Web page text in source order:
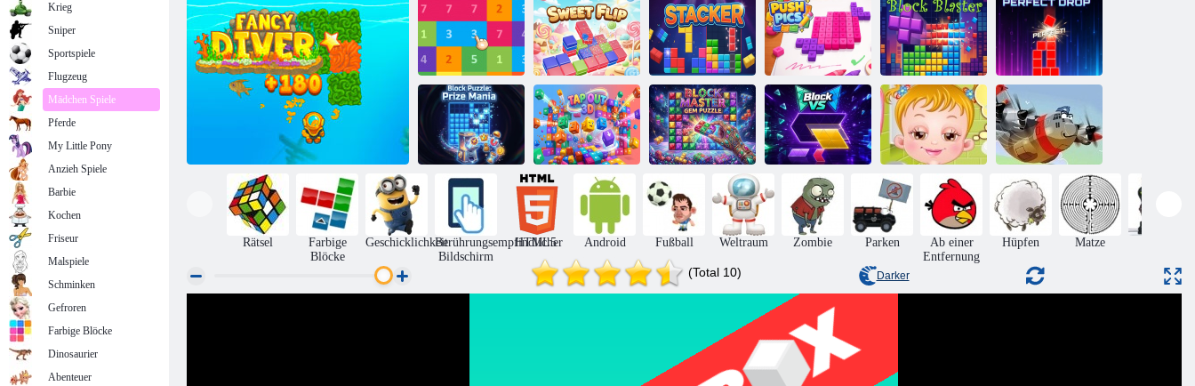
Verschmelzen
10
Süßer Flip Stapler Push-Bilder Blockblaster
Perfekter
Tropfen
Blockpuzzle:
Preiswahn
Tippen Sie auf
„Out 3D“.
Block Master
Gem Puzzle
Block VS
Baby-Hazel Bed
Time
Heroisch Pilot
Rätsel
Farbige
Blöcke
GeschicklichkeitBerührungsempfindlicher
Bildschirm
HTML5 Android Fußball Weltraum Zombie Parken
Ab einer
Entfernung
Hüpfen Matze
(Total 10) Darker
Krieg
Sniper
Sportspiele
Flugzeug
Mädchen Spiele
Pferde
My Little Pony
Anzieh Spiele
Barbie
Kochen
Friseur
Malspiele
Schminken
Gefroren
Farbige Blöcke
Dinosaurier
Abenteuer